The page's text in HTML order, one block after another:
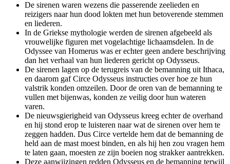
De sirenen waren wezens die passerende zeelieden en
reizigers naar hun dood lokten met hun betoverende stemmen
en liederen.
In de Griekse mythologie werden de sirenen afgebeeld als
vrouwelijke figuren met vogelachtige lichaamsdelen. In de
Odyssee van Homerus was er echter geen andere beschrijving
dan het verhaal van hun liederen gericht op Odysseus.
De sirenen lagen op de terugreis van de bemanning uit Ithaca,
en daarom gaf Circe Odysseus instructies over hoe ze hun
valstrik konden omzeilen. Door de oren van de bemanning te
vullen met bijenwas, konden ze veilig door hun wateren
varen.
De nieuwsgierigheid van Odysseus kreeg echter de overhand
en hij stond erop te luisteren naar wat de sirenen over hem te
zeggen hadden. Dus Circe vertelde hem dat de bemanning de
held aan de mast moest binden, en als hij hen zou vragen hem
te laten gaan, moesten ze zijn boeien nog strakker aantrekken.
Deze aanwijzingen redden Odysseus en de bemanning terwijl